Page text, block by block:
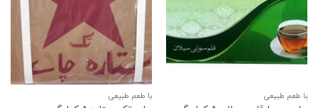
با طعم طبیعی با طعم طبیعی